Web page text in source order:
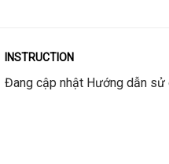
INSTRUCTION
Đang cập nhật Hướng dẫn sử